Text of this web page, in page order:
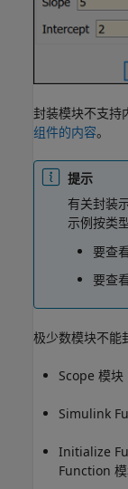
封装模块不支持
组件的内容。
提示
有关封装
示例按类
要查
要查
极少数模块不能
Scope 模块
Simulink
Initialize
Function